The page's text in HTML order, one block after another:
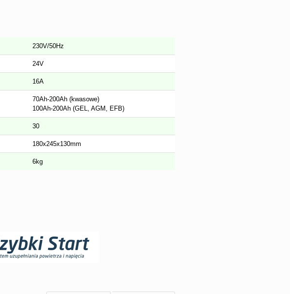
230V/50Hz
24V
16A
70Ah-200Ah (kwasowe)
100Ah-200Ah (GEL, AGM, EFB)
30
180x245x130mm
6kg